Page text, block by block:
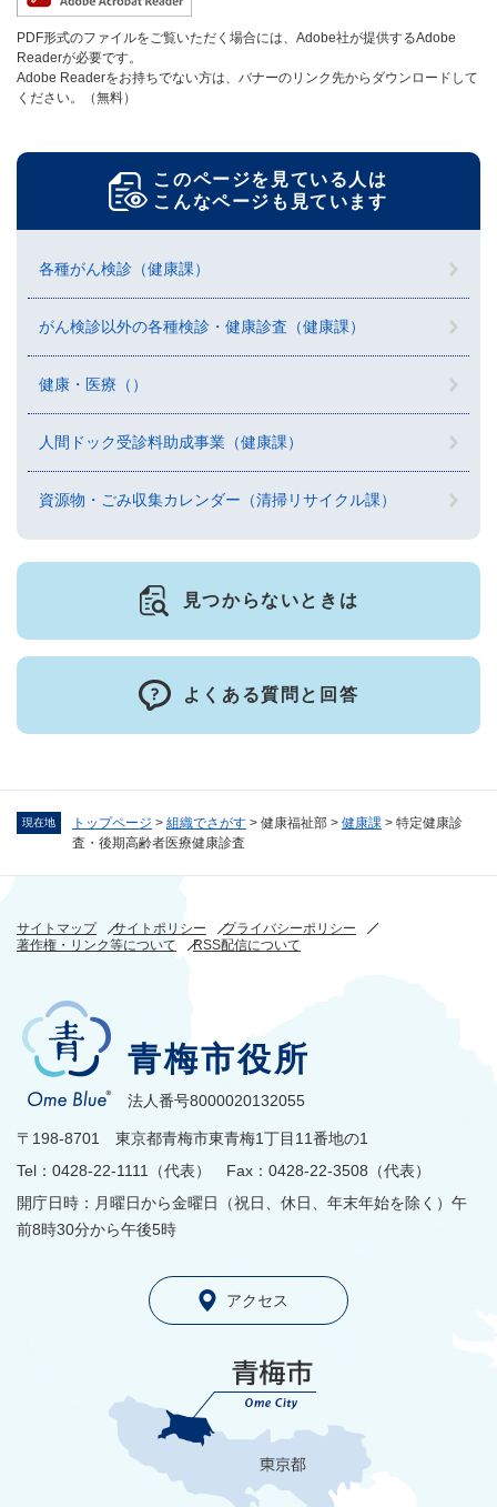
現在地 トップページ > 組織でさがす > 健康福祉部 > 健康課 > 特定健康診
査・後期高齢者医療健康診査
PDF形式のファイルをご覧いただく場合には、Adobe社が提供するAdobe
Readerが必要です。
Adobe Readerをお持ちでない方は、バナーのリンク先からダウンロードして
ください。（無料）
このページを見ている人は
こんなページも見ています
各種がん検診（健康課）
がん検診以外の各種検診・健康診査（健康課）
健康・医療（）
人間ドック受診料助成事業（健康課）
資源物・ごみ収集カレンダー（清掃リサイクル課）
見つからないときは
よくある質問と回答
サイトマップ サイトポリシー
プライバシーポリシー
著作権・リンク等について
RSS配信について
青梅市役所
法人番号8000020132055
〒198-8701 東京都青梅市東青梅1丁目11番地の1
Tel：0428-22-1111（代表） Fax：0428-22-3508（代表）
開庁日時：月曜日から金曜日（祝日、休日、年末年始を除く）午
前8時30分から午後5時
アクセス